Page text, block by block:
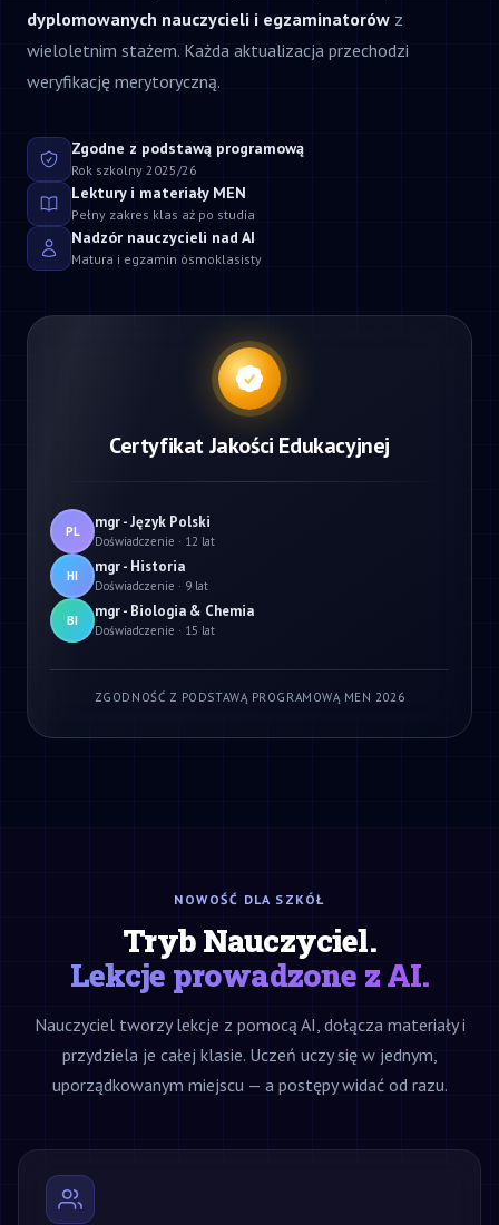
dyplomowanych nauczycieli i egzaminatorów z
wieloletnim stażem. Każda aktualizacja przechodzi
weryfikację merytoryczną.
Zgodne z podstawą programową
Rok szkolny 2025/26
Lektury i materiały MEN
Pełny zakres klas aż po studia
Nadzór nauczycieli nad AI
Matura i egzamin ósmoklasisty
Certyfikat Jakości Edukacyjnej
PL mgr - Język Polski
Doświadczenie · 12 lat
HI mgr - Historia
Doświadczenie · 9 lat
BI mgr - Biologia & Chemia
Doświadczenie · 15 lat
ZGODNOŚĆ Z PODSTAWĄ PROGRAMOWĄ MEN 2026
NOWOŚĆ DLA SZKÓŁ
Tryb Nauczyciel.
Lekcje prowadzone z AI.
Nauczyciel tworzy lekcje z pomocą AI, dołącza materiały i
przydziela je całej klasie. Uczeń uczy się w jednym,
uporządkowanym miejscu — a postępy widać od razu.